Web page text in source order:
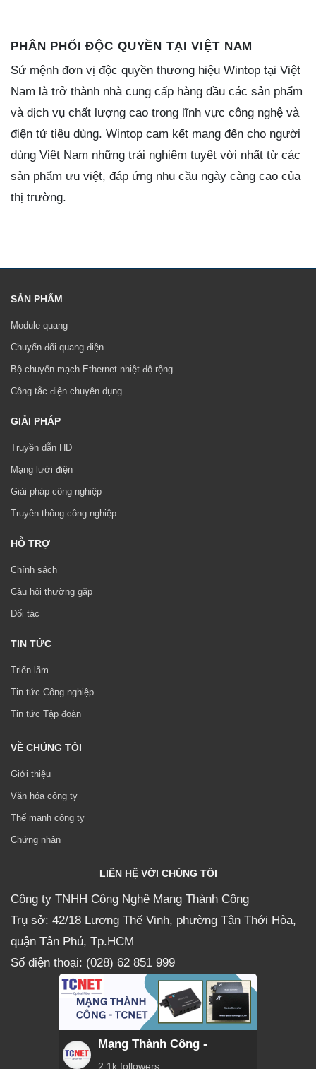
PHÂN PHỐI ĐỘC QUYỀN TẠI VIỆT NAM
Sứ mệnh đơn vị độc quyền thương hiệu Wintop tại Việt
Nam là trở thành nhà cung cấp hàng đầu các sản phẩm
và dịch vụ chất lượng cao trong lĩnh vực công nghệ và
điện tử tiêu dùng. Wintop cam kết mang đến cho người
dùng Việt Nam những trải nghiệm tuyệt vời nhất từ các
sản phẩm ưu việt, đáp ứng nhu cầu ngày càng cao của
thị trường.
SẢN PHẨM
Module quang
Chuyển đổi quang điện
Bộ chuyển mạch Ethernet nhiệt độ rộng
Công tắc điện chuyên dụng
GIẢI PHÁP
Truyền dẫn HD
Mạng lưới điện
Giải pháp công nghiệp
Truyền thông công nghiệp
HỖ TRỢ
Chính sách
Câu hỏi thường gặp
Đối tác
TIN TỨC
Triển lãm
Tin tức Công nghiệp
Tin tức Tập đoàn
VỀ CHÚNG TÔI
Giới thiệu
Văn hóa công ty
Thế mạnh công ty
Chứng nhận
LIÊN HỆ VỚI CHÚNG TÔI
Công ty TNHH Công Nghệ Mạng Thành Công
Trụ sở: 42/18 Lương Thế Vinh, phường Tân Thới Hòa,
quận Tân Phú, Tp.HCM
Số điện thoại: (028) 62 851 999
Mạng Thành Công -
2.1k followers